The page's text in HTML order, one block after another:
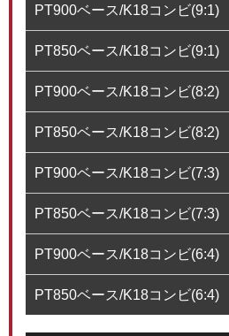
PT900ベース/K18コンビ(9:1)
PT850ベース/K18コンビ(9:1)
PT900ベース/K18コンビ(8:2)
PT850ベース/K18コンビ(8:2)
PT900ベース/K18コンビ(7:3)
PT850ベース/K18コンビ(7:3)
PT900ベース/K18コンビ(6:4)
PT850ベース/K18コンビ(6:4)